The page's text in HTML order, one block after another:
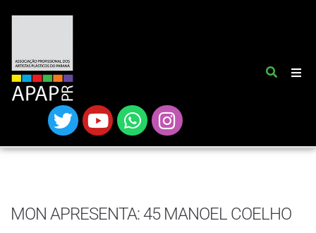
MON APRESENTA: 45 MANOEL COELHO